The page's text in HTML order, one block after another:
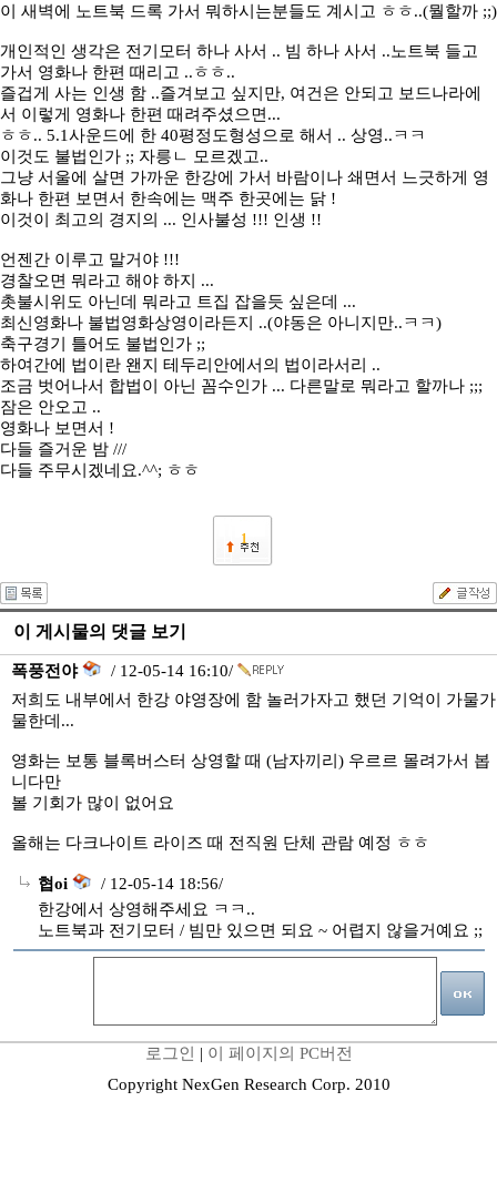
이 새벽에 노트북 드록 가서 뭐하시는분들도 계시고 ㅎㅎ..(뭘할까 ;;)
개인적인 생각은 전기모터 하나 사서 .. 빔 하나 사서 ..노트북 들고
가서 영화나 한편 때리고 ..ㅎㅎ..
즐겁게 사는 인생 함 ..즐겨보고 싶지만, 여건은 안되고 보드나라에
서 이렇게 영화나 한편 때려주셨으면...
ㅎㅎ.. 5.1사운드에 한 40평정도형성으로 해서 .. 상영..ㅋㅋ
이것도 불법인가 ;; 자릉ㄴ 모르겠고..
그냥 서울에 살면 가까운 한강에 가서 바람이나 쇄면서 느긋하게 영
화나 한편 보면서 한속에는 맥주 한곳에는 닭 !
이것이 최고의 경지의 ... 인사불성 !!! 인생 !!
언젠간 이루고 말거야 !!!
경찰오면 뭐라고 해야 하지 ...
촛불시위도 아닌데 뭐라고 트집 잡을듯 싶은데 ...
최신영화나 불법영화상영이라든지 ..(야동은 아니지만..ㅋㅋ)
축구경기 틀어도 불법인가 ;;
하여간에 법이란 왠지 테두리안에서의 법이라서리 ..
조금 벗어나서 합법이 아닌 꼼수인가 ... 다른말로 뭐라고 할까나 ;;;
잠은 안오고 ..
영화나 보면서 !
다들 즐거운 밤 ///
다들 주무시겠네요.^^; ㅎㅎ
1
이 게시물의 댓글 보기
폭풍전야
/ 12-05-14 16:10/
저희도 내부에서 한강 야영장에 함 놀러가자고 했던 기억이 가물가
물한데...
영화는 보통 블록버스터 상영할 때 (남자끼리) 우르르 몰려가서 봅
니다만
볼 기회가 많이 없어요
올해는 다크나이트 라이즈 때 전직원 단체 관람 예정 ㅎㅎ
협oi
/ 12-05-14 18:56/
한강에서 상영해주세요 ㅋㅋ..
노트북과 전기모터 / 빔만 있으면 되요 ~ 어렵지 않을거예요 ;;
로그인 | 이 페이지의 PC버전
Copyright NexGen Research Corp. 2010